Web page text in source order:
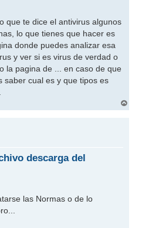
que te dice el antivirus algunos
lo que tienes que hacer es
donde puedes analizar esa
y ver si es virus de verdad o
la pagina de ... en caso de que
saber cual es y que tipos es
r
descarga del
las Normas o de lo